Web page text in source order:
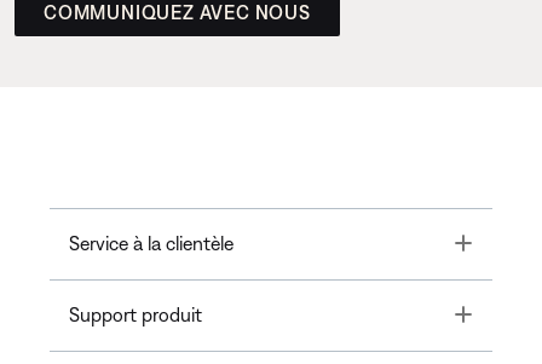
COMMUNIQUEZ AVEC NOUS
Service à la clientèle Toggle
Support produit Toggle